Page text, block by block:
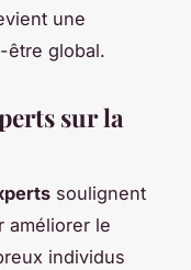
une
être global.
sur la
soulignent
améliorer le
individus